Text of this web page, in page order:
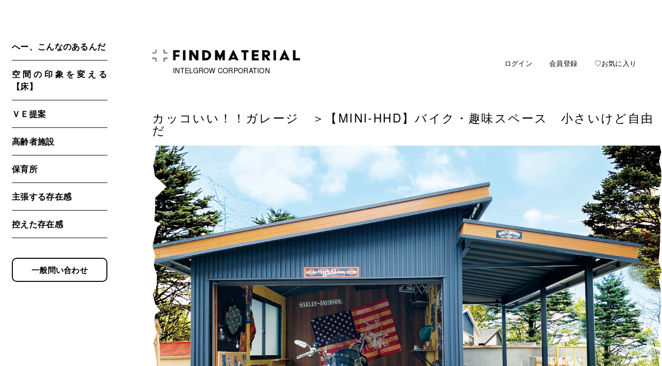
へー、こんなのあるんだ
空間の印象を変える
【床】
ＶＥ提案
高齢者施設
保育所
主張する存在感
控えた存在感
一般問い合わせ
INTELGROW CORPORATION
ログイン 会員登録 ♡お気に入り
カッコいい！！ガレージ ＞【MINI-HHD】バイク・趣味スペース 小さいけど自由
だ